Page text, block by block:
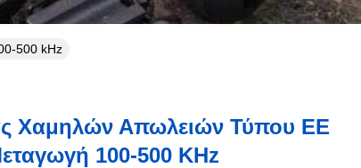
500 kHz
Χαμηλών Απωλειών Τύπου EE
100-500 KHz